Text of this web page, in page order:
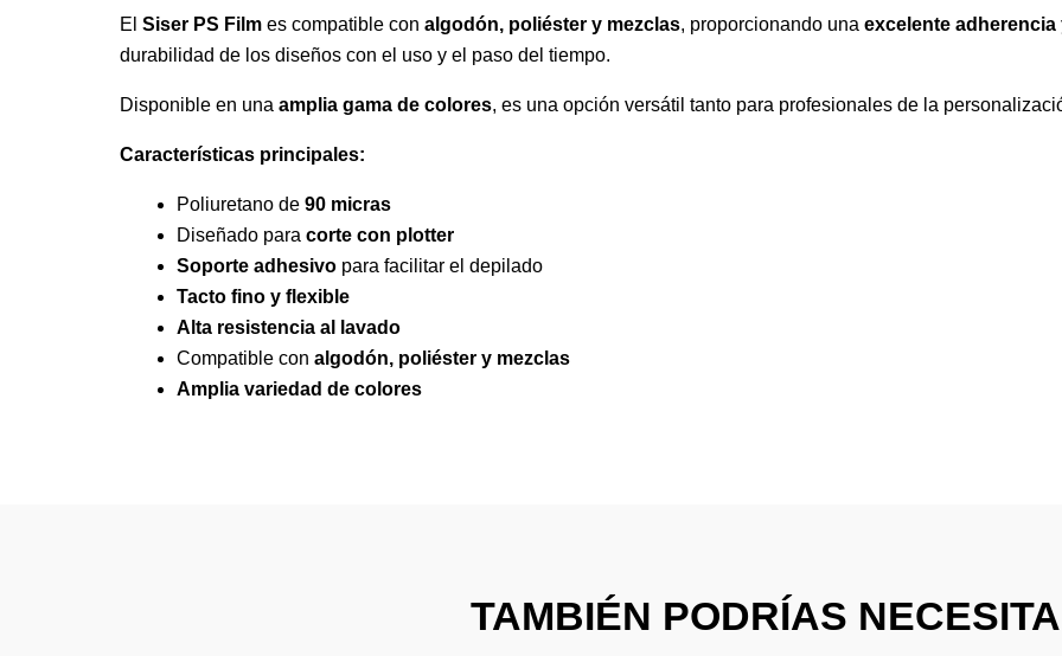
El Siser PS Filmes compatible con algodón, poliéster y mezclas, proporcionando una excelente
durabilidad de los diseños con el uso y el paso del tiempo.
Disponible en una amplia gama de colores, es una opción versátil tanto para profesionales de la
Características principales:
Poliuretano de 90 micras
Diseñado para corte con plotter
Soporte adhesivopara facilitar el depilado
Tacto fino y flexible
Alta resistencia al lavado
Compatible con algodón, poliéster y mezclas
Amplia variedad de colores
TAMBIÉN PODRÍAS